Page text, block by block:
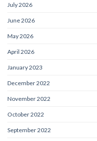
July 2026
June 2026
May 2026
April 2026
January 2023
December 2022
November 2022
October 2022
September 2022